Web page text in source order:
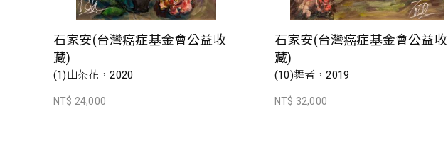
石家安(台灣癌症基金會公益收
藏)
(1)山茶花，2020
NT$ 24,000
石家安(台灣癌症基金會公益收
藏)
(10)舞者，2019
NT$ 32,000